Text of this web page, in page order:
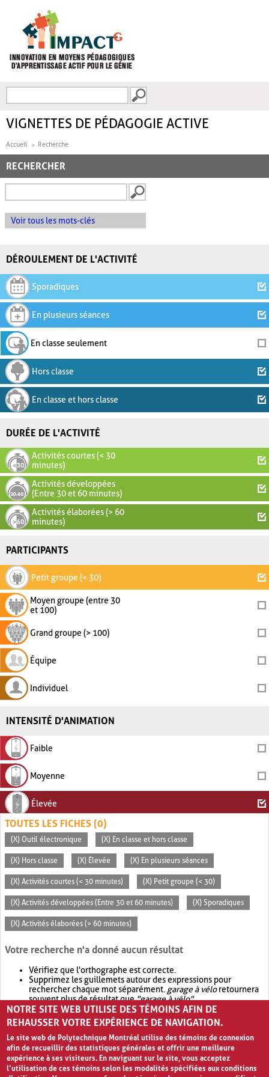
FORMULAIRE DE
VIGNETTES DE PÉDAGOGIE ACTIVE
Accueil Recherche
RECHERCHER
Voir tous les mots-clés
DÉROULEMENT DE L'ACTIVITÉ
Sporadiques
En plusieurs séances
En classe seulement
Hors classe
En classe et hors classe
DURÉE DE L'ACTIVITÉ
Activités courtes (< 30
minutes)
Activités développées
(Entre 30 et 60 minutes)
Activités élaborées (> 60
minutes)
PARTICIPANTS
Petit groupe (< 30)
Moyen groupe (entre 30
et 100)
Grand groupe (> 100)
Équipe
Individuel
INTENSITÉ D'ANIMATION
Faible
Moyenne
Élevée
TOUTES LES FICHES (0)
(X) Outil électronique (X) En classe et hors classe
(X) Hors classe (X) Élevée (X) En plusieurs séances
(X) Activités courtes (< 30 minutes) (X) Petit groupe (< 30)
(X) Activités développées (Entre 30 et 60 minutes) (X) Sporadiques
(X) Activités élaborées (> 60 minutes)
Votre recherche n'a donné aucun résultat
Vérifiez que l'orthographe est correcte.
Supprimez les guillemets autour des expressions pour
rechercher chaque mot séparément. garage à véloretournera
souvent plus de résultat que"garage à vélo".
Envisagez d'élargir votre recherche avec OR.garage OR vélo
retournera souvent plus de résultat quegarage à vélo
NOTRE SITE WEB UTILISE DES TÉMOINS AFIN DE
REHAUSSER VOTRE EXPÉRIENCE DE NAVIGATION.
Le site web de Polytechnique Montréal utilise des témoins de connexion
afin de recueillir des statistiques générales et offrir une meilleure
expérience à ses visiteurs. En naviguant sur le site, vous acceptez
l’utilisation de ces témoins selon les modalités spécifiées aux conditions